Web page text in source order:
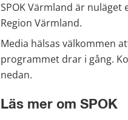
SPOK Värmland är
Region Värmland.
Media hälsas välkommen
programmet drar i gång.
nedan.
Läs mer om SPOK